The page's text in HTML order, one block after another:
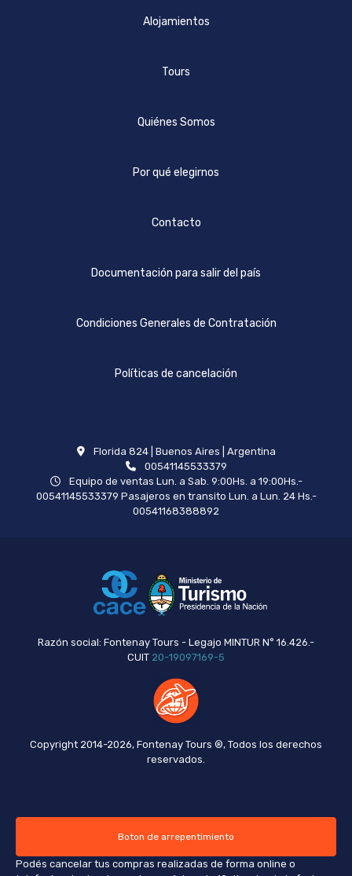
Alojamientos
Tours
Quiénes Somos
Por qué elegirnos
Contacto
Documentación para salir del país
Condiciones Generales de Contratación
Políticas de cancelación
Florida 824 | Buenos Aires | Argentina
00541145533379
Equipo de ventas Lun. a Sab. 9:00Hs. a 19:00Hs.-
00541145533379 Pasajeros en transito Lun. a Lun. 24 Hs.-
00541168388892
Razón social: Fontenay Tours - Legajo MINTUR N° 16.426.-
CUIT 20-19097169-5
Copyright 2014-2026, Fontenay Tours ®, Todos los derechos
reservados.
Boton de arrepentimiento
Podés cancelar tus compras realizadas de forma online o